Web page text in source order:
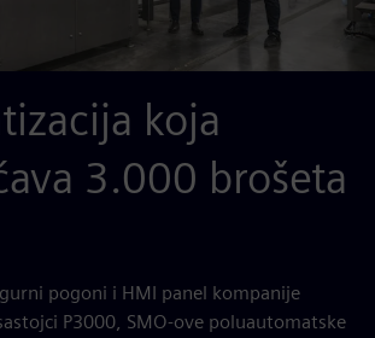
koja
3.000 brošeta
pogoni i HMI panel kompanije
P3000, SMO-ove poluautomatske